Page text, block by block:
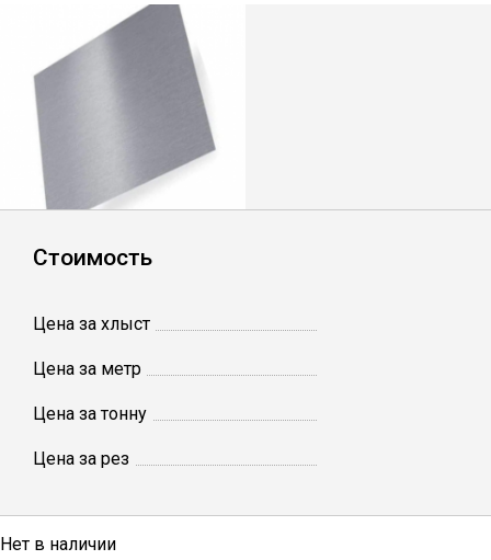
Швеллер
Катанка
Круг
Стоимость
Цена за хлыст
Цена за метр
Цена за тонну
Цена за рез
Нет в наличии